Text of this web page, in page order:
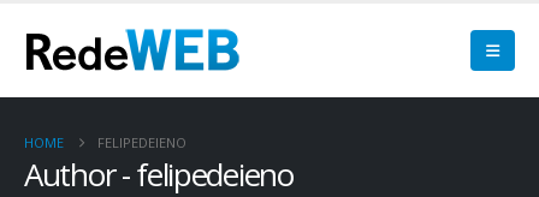
HOME FELIPEDEIENO
Author - felipedeieno